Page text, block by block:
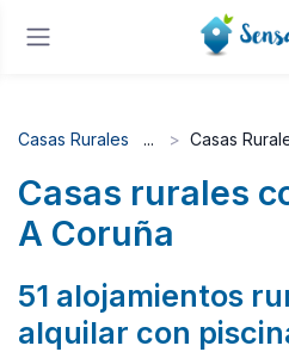
Casas Rurales Casas
Casas rurales
A Coruña
51 alojamientos
alquilar con